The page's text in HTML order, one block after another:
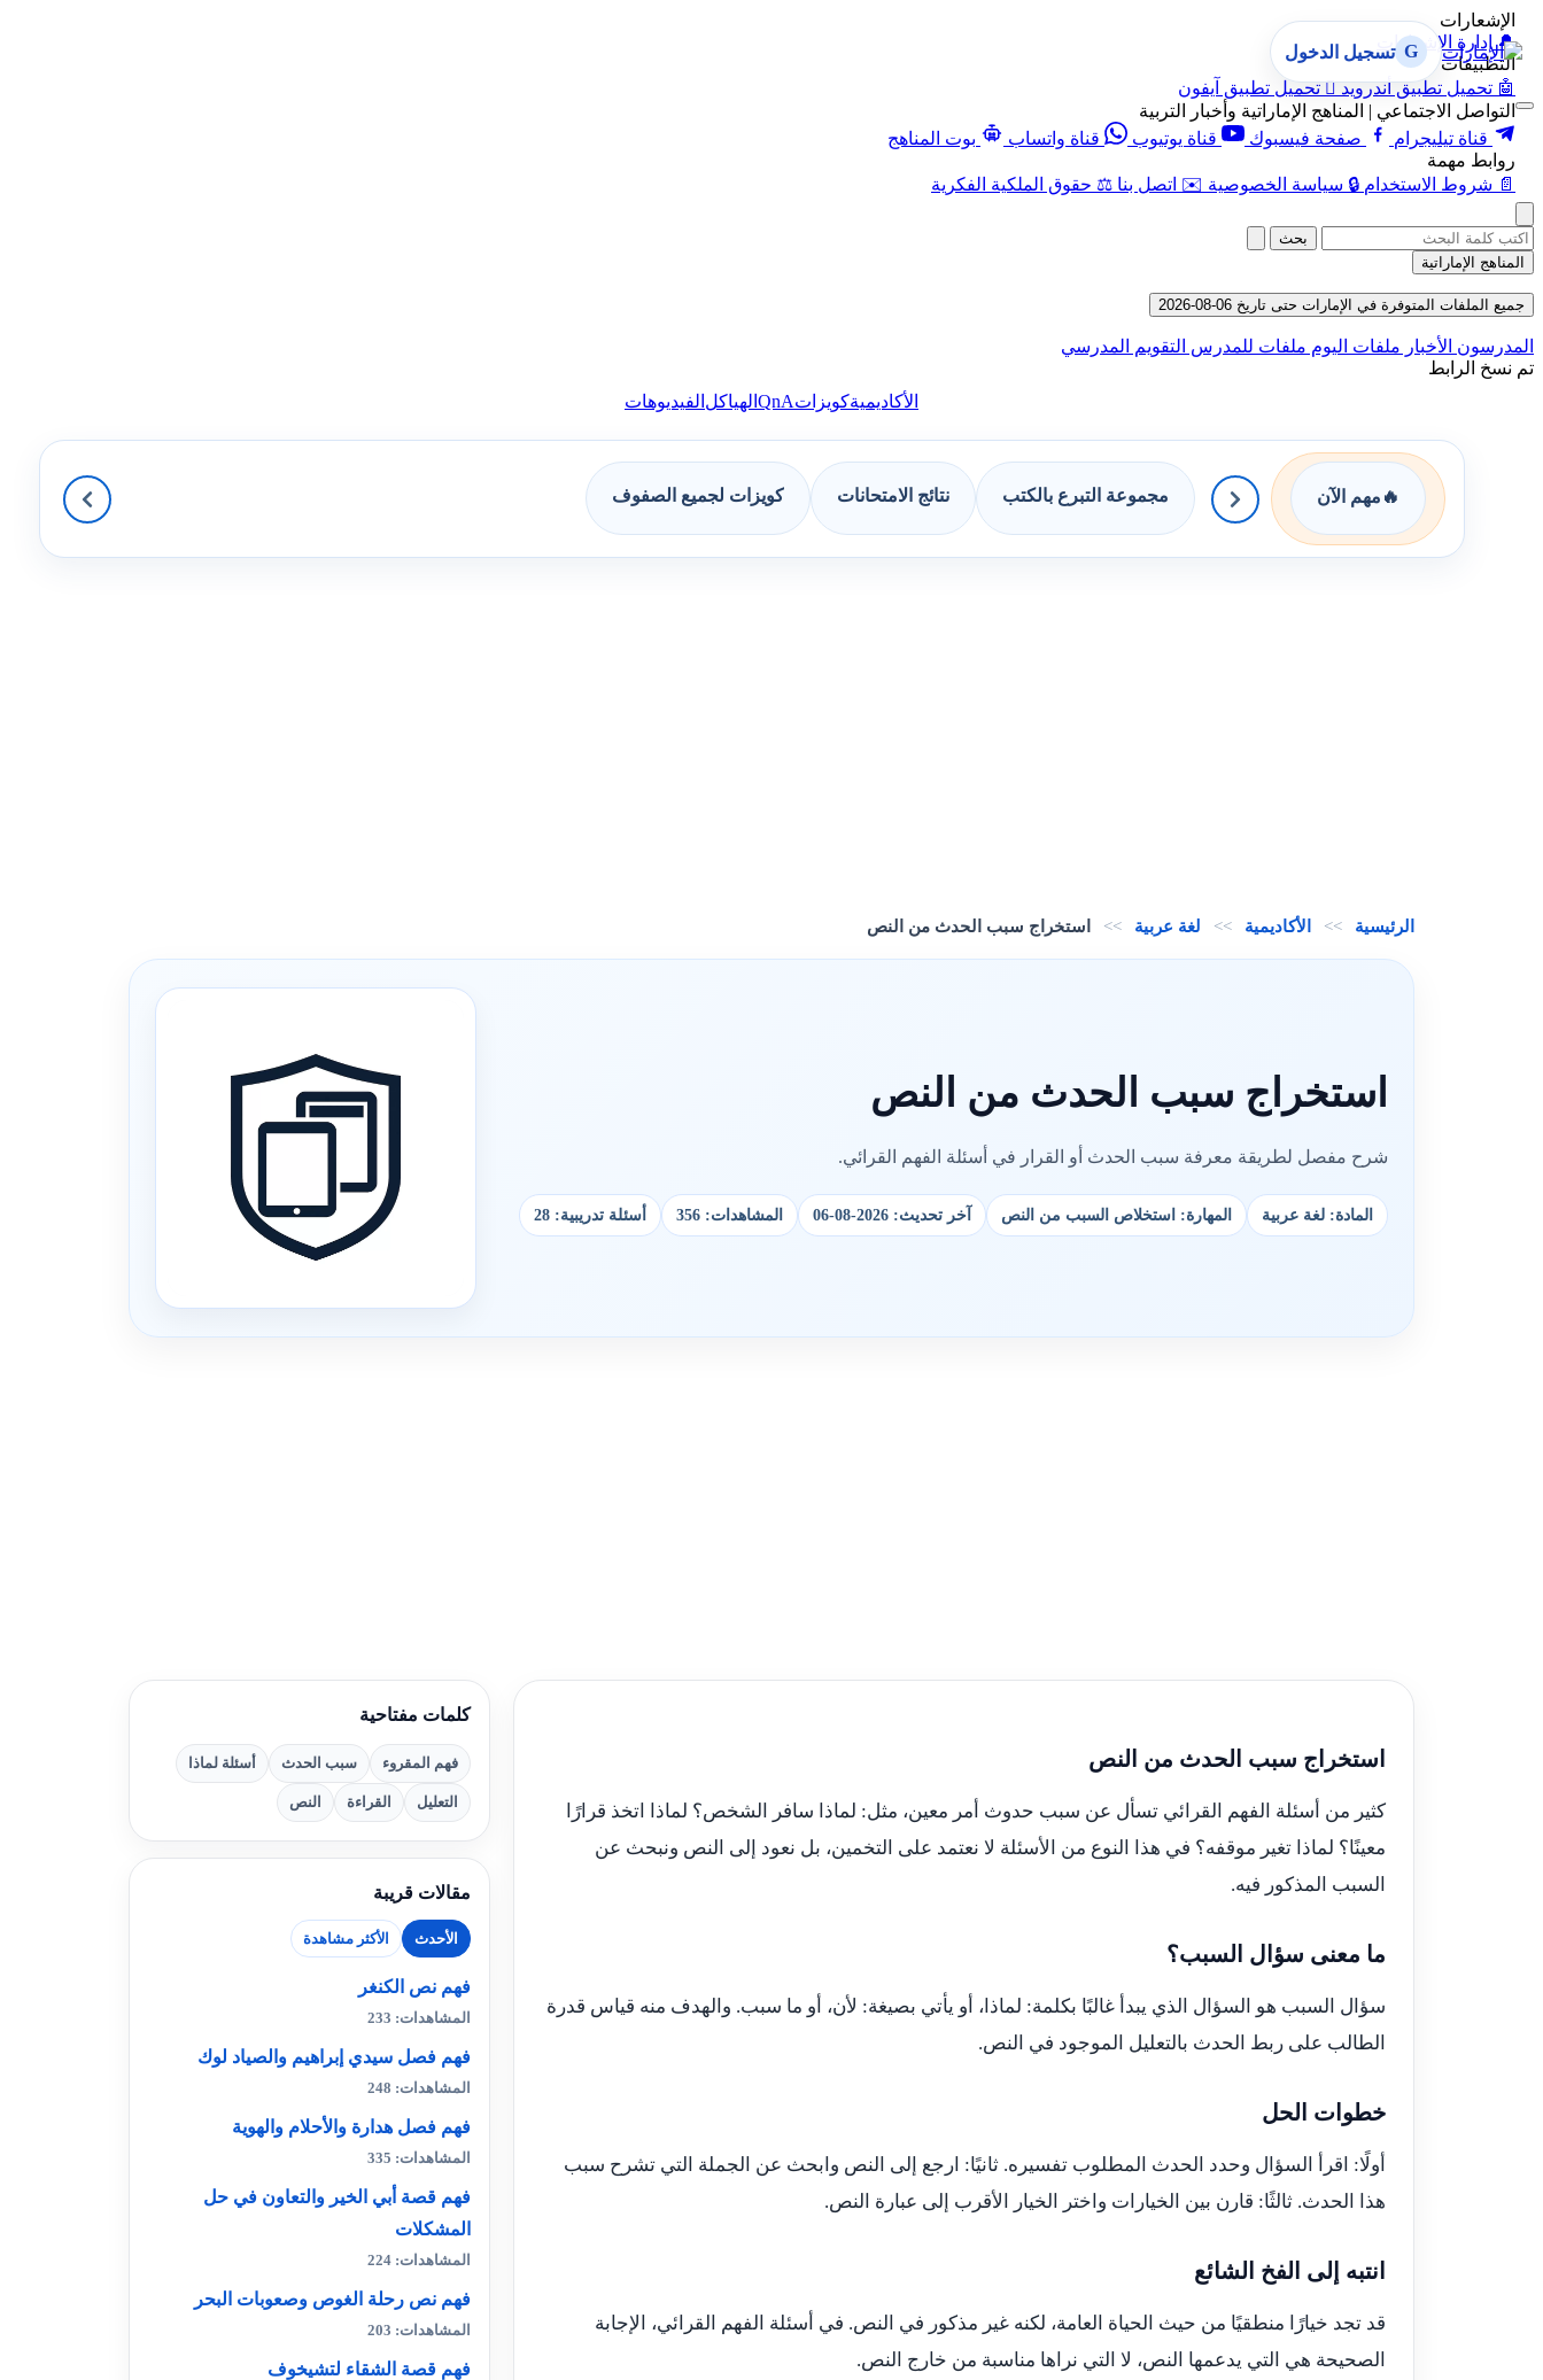
الإشعارات
🔔 إدارة الإشعارات
التطبيقات
🤖 تحميل تطبيق أندرويد  تحميل تطبيق آيفون
التواصل الاجتماعي | المناهج الإماراتية وأخبار التربية
قناة تيليجرام
صفحة فيسبوك قناة يوتيوب قناة واتساب
بوت المناهج
روابط مهمة
📄 شروط الاستخدام 🔒 سياسة الخصوصية ✉️ اتصل بنا ⚖️ حقوق الملكية الفكرية
G تسجيل الدخول
بحث
المناهج الإماراتية
جميع الملفات المتوفرة في الإمارات حتى تاريخ 06-08-2026
المدرسون الأخبار ملفات اليوم ملفات للمدرس التقويم المدرسي
تم نسخ الرابط
الأكاديميةكويزاتQnA الهياكل الفيديوهات
🔥 مهم الآن مجموعة التبرع بالكتب نتائج الامتحانات كويزات لجميع الصفوف
الرئيسية >> الأكاديمية >> لغة عربية >> استخراج سبب الحدث من النص
استخراج سبب الحدث من النص
شرح مفصل لطريقة معرفة سبب الحدث أو القرار في أسئلة الفهم القرائي.
المادة: لغة عربية المهارة: استخلاص السبب من النص آخر تحديث: 2026-08-06 المشاهدات: 356 أسئلة تدريبية: 28
استخراج سبب الحدث من النص
كثير من أسئلة الفهم القرائي تسأل عن سبب حدوث أمر معين، مثل: لماذا سافر الشخص؟ لماذا اتخذ قرارًا
معينًا؟ لماذا تغير موقفه؟ في هذا النوع من الأسئلة لا نعتمد على التخمين، بل نعود إلى النص ونبحث عن
السبب المذكور فيه.
ما معنى سؤال السبب؟
سؤال السبب هو السؤال الذي يبدأ غالبًا بكلمة: لماذا، أو يأتي بصيغة: لأن، أو ما سبب. والهدف منه قياس قدرة
الطالب على ربط الحدث بالتعليل الموجود في النص.
خطوات الحل
أولًا: اقرأ السؤال وحدد الحدث المطلوب تفسيره. ثانيًا: ارجع إلى النص وابحث عن الجملة التي تشرح سبب
هذا الحدث. ثالثًا: قارن بين الخيارات واختر الخيار الأقرب إلى عبارة النص.
انتبه إلى الفخ الشائع
قد تجد خيارًا منطقيًا من حيث الحياة العامة، لكنه غير مذكور في النص. في أسئلة الفهم القرائي، الإجابة
الصحيحة هي التي يدعمها النص، لا التي نراها مناسبة من خارج النص.
كلمات مفتاحية
فهم المقروء سبب الحدث أسئلة لماذا
التعليل القراءة النص
مقالات قريبة
الأحدث الأكثر مشاهدة
فهم نص الكنغر
المشاهدات: 233
فهم فصل سيدي إبراهيم والصياد لوك
المشاهدات: 248
فهم فصل هدارة والأحلام والهوية
المشاهدات: 335
فهم قصة أبي الخير والتعاون في حل
المشكلات
المشاهدات: 224
فهم نص رحلة الغوص وصعوبات البحر
المشاهدات: 203
فهم قصة الشقاء لتشيخوف